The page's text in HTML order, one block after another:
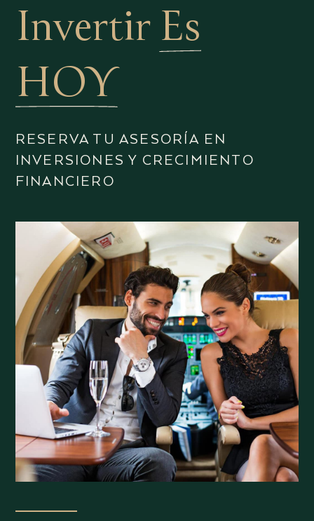
Invertir Es
HOY
RESERVA TU ASESORÍA EN
INVERSIONES Y CRECIMIENTO
FINANCIERO